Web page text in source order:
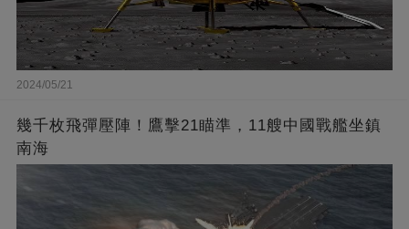
2024/05/21
幾千枚飛彈壓陣！鷹擊21瞄準，11艘中國戰艦坐鎮
南海